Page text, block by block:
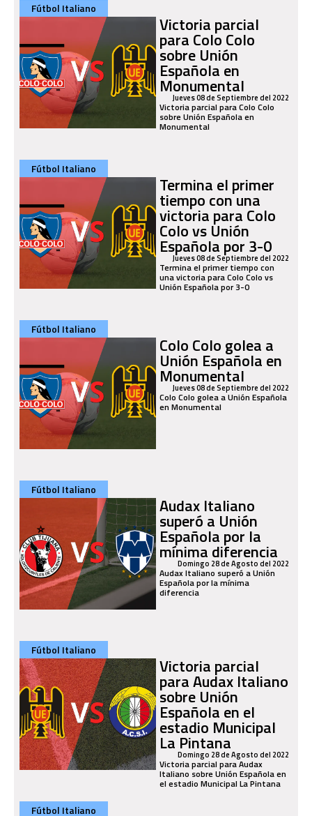
Fútbol Italiano
Victoria parcial
para Colo Colo
sobre Unión
Española en
Monumental
Jueves 08 de Septiembre del 2022
Victoria parcial para Colo Colo
sobre Unión Española en
Monumental
Fútbol Italiano
Termina el primer
tiempo con una
victoria para Colo
Colo vs Unión
Española por 3-0
Jueves 08 de Septiembre del 2022
Termina el primer tiempo con
una victoria para Colo Colo vs
Unión Española por 3-0
Fútbol Italiano
Colo Colo golea a
Unión Española en
Monumental
Jueves 08 de Septiembre del 2022
Colo Colo golea a Unión Española
en Monumental
Fútbol Italiano
Audax Italiano
superó a Unión
Española por la
mínima diferencia
Domingo 28 de Agosto del 2022
Audax Italiano superó a Unión
Española por la mínima
diferencia
Fútbol Italiano
Victoria parcial
para Audax Italiano
sobre Unión
Española en el
estadio Municipal
La Pintana
Domingo 28 de Agosto del 2022
Victoria parcial para Audax
Italiano sobre Unión Española en
el estadio Municipal La Pintana
Fútbol Italiano